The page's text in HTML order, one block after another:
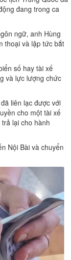
đang trong ca
ngữ, anh Hùng
thoại và lập tức bắt
số hay tài xế
và lực lượng chức
liên lạc được với
cho một tài xế
lại cho hành
Nội Bài và chuyển